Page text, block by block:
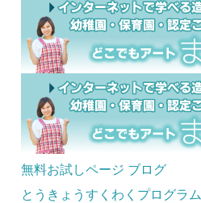
無料お試しページ ブログ
とうきょうすくわくプログラム